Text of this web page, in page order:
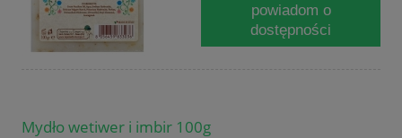
powiadom o
dostępności
Mydło wetiwer i imbir 100g